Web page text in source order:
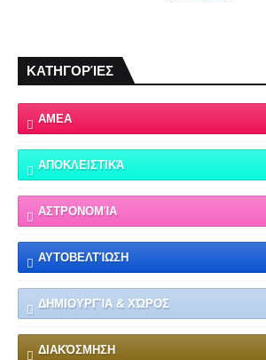
ΚΑΤΗΓΟΡΊΕΣ
ΑΜΕΑ
ΑΠΟΚΛΕΙΣΤΙΚΆ
ΑΣΤΡΟΝΟΜΊΑ
ΑΥΤΟΒΕΛΤΊΩΣΗ
ΔΗΜΙΟΥΡΓΊΑ & ΧΏΡΟΣ
ΔΙΑΚΌΣΜΗΣΗ